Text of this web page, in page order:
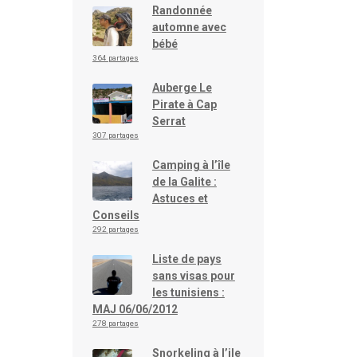
Randonnée
automne avec
bébé
364 partages
Auberge Le
Pirate à Cap
Serrat
307 partages
Camping à l’île
de la Galite :
Astuces et
Conseils
292 partages
Liste de pays
sans visas pour
les tunisiens :
MAJ 06/06/2012
278 partages
Snorkeling à l’ile